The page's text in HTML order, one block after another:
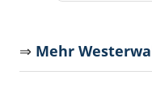
⇒ Mehr